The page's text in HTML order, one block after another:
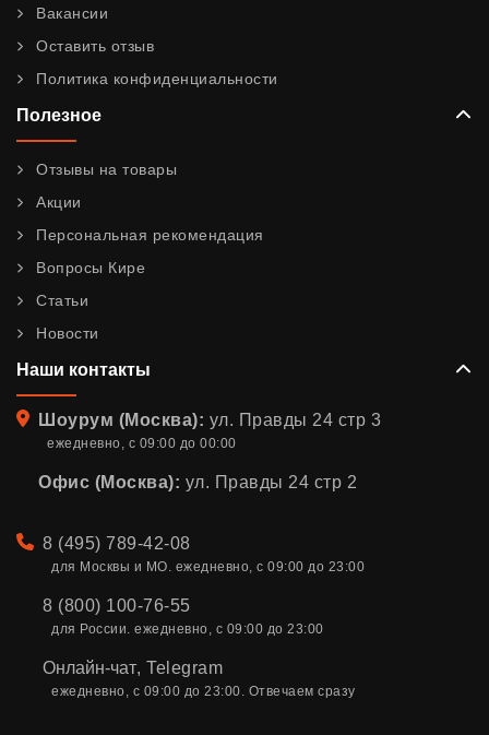
Вакансии
Оставить отзыв
Политика конфиденциальности
Полезное
Отзывы на товары
Акции
Персональная рекомендация
Вопросы Кире
Статьи
Новости
Наши контакты
Адрес
Шоурум (Москва): ул. Правды 24 стр 3
ежедневно, с 09:00 до 00:00
Офис (Москва): ул. Правды 24 стр 2
Телефон
8 (495) 789-42-08
для Москвы и МО. ежедневно, с 09:00 до 23:00
8 (800) 100-76-55
для России. ежедневно, с 09:00 до 23:00
Онлайн-чат, Telegram
ежедневно, с 09:00 до 23:00. Отвечаем сразу